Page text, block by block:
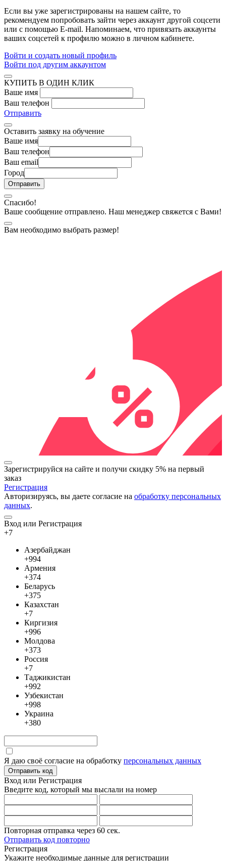
Если вы уже зарегистрированы на нашем сайте, то
рекомендуем попробовать зайти через аккаунт другой соцсети
или с помощью E-mail. Напоминаем, что привязать аккаунты
ваших соцсетей к профилю можно в личном кабинете.
Войти и создать новый профиль
Войти под другим аккаунтом
КУПИТЬ В ОДИН КЛИК
Ваше имя
Ваш телефон
Отправить
Оставить заявку на обучение
Ваше имя
Ваш телефон
Ваш email
Город
Спасибо!
Ваше сообщение отправлено. Наш менеджер свяжется с Вами!
Вам необходимо выбрать размер!
Зарегистрируйся на сайте и получи скидку 5% на первый
заказ
Регистрация
Авторизируясь, вы даете согласие на обработку персональных
данных.
Вход или Регистрация
+7
Азербайджан
+994
Армения
+374
Беларусь
+375
Казахстан
+7
Киргизия
+996
Молдова
+373
Россия
+7
Таджикистан
+992
Узбекистан
+998
Украина
+380
Я даю своё согласие на обработку персональных данных
Отправить код
Вход или Регистрация
Введите код, который мы выслали на номер
Повторная отправка через 60 сек.
Отправить код повторно
Регистрация
Укажите необходимые данные для регистрации